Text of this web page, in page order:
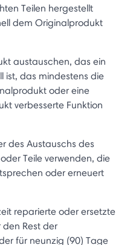
Teilen hergestellt
dem Originalprodukt
austauschen, das ein
ist, das mindestens die
oder eine
verbesserte Funktion
des Austauschs des
Teile verwenden, die
oder erneuert
reparierte oder ersetzte
Rest der
für neunzig (90) Tage